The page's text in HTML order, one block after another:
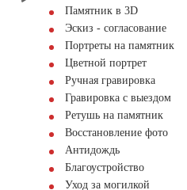
Памятник в 3D
Эскиз - согласование
Портреты на памятник
Цветной портрет
Ручная гравировка
Гравировка с выездом
Ретушь на памятник
Восстановление фото
Антидождь
Благоустройство
Уход за могилкой